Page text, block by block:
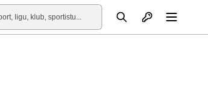
Otvori profil